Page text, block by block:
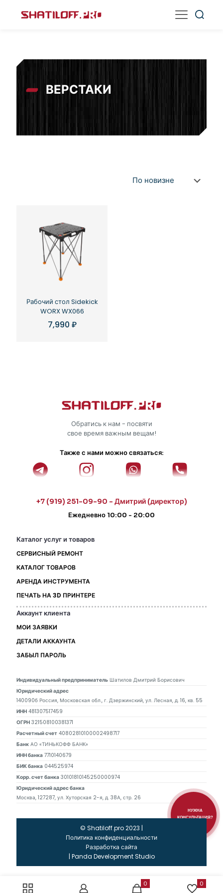
ВЕРСТАКИ
Рабочий стол Sidekick
WORX WX066
7,990 ₽
Обратись к нам - посвяти
свое время важным вещам!
Также с нами можно связаться:
+7 (919) 251-09-90 - Дмитрий (директор)
Ежедневно 10:00 - 20:00
Каталог услуг и товаров
СЕРВИСНЫЙ РЕМОНТ
КАТАЛОГ ТОВАРОВ
АРЕНДА ИНСТРУМЕНТА
ПЕЧАТЬ НА 3D ПРИНТЕРЕ
Аккаунт клиента
МОИ ЗАЯВКИ
ДЕТАЛИ АККАУНТА
ЗАБЫЛ ПАРОЛЬ
Индивидуальный предприниматель Шатилов Дмитрий Борисович
Юридический адрес
140090б Россия, Московская обл., г. Дзержинский, ул. Лесная, д. 16, кв. 55
ИНН 481307517459
ОГРН 321508100381371
Расчетный счет 40802810100002498717
Банк АО «ТИНЬКОФФ БАНК»
ИНН банка 7710140679
БИК банка 044525974
Корр. счет банка 30101810145250000974
Юридический адрес банка
Москва, 127287, ул. Хуторская 2-я, д. 38А, стр. 26
НУЖНА
КОНСУЛЬТАЦИЯ?
© Shatiloff.pro 2023 |
Политика конфиденциальности
Разработка сайта
| Panda Development Studio
0 0